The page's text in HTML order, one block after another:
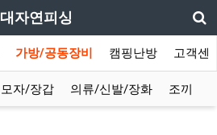
대자연피싱
가방/공동장비 캠핑난방 고객센
모자/장갑 의류/신발/장화 조끼